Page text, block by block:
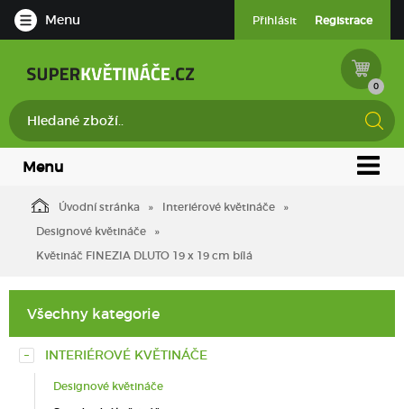
Menu Přihlásit Registrace
0
Menu
Úvodní stránka
Interiérové květináče
Designové květináče
Květináč FINEZIA DLUTO 19 x 19 cm bílá
Všechny kategorie
INTERIÉROVÉ KVĚTINÁČE
Designové květináče